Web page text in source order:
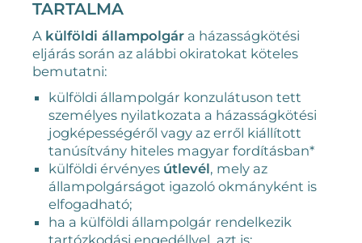
TARTALMA
A külföldi állampolgára házasságkötési
eljárás során az alábbi okiratokat köteles
bemutatni:
külföldi állampolgár konzulátuson tett
személyes nyilatkozata a házasságkötési
jogképességéről vagy az erről kiállított
tanúsítvány hiteles magyar fordításban*
külföldi érvényes útlevél, mely az
állampolgárságot igazoló okmányként is
elfogadható;
ha a külföldi állampolgár rendelkezik
tartózkodási engedéllyel, azt is;